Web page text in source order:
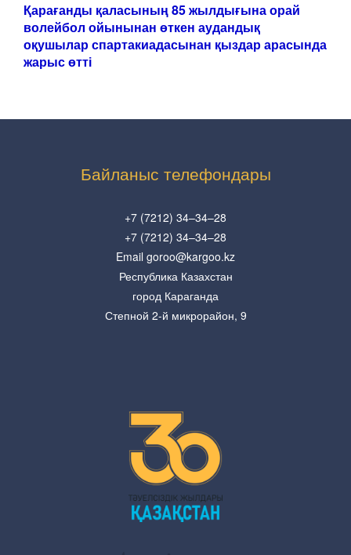
Қарағанды қаласының 85 жылдығына орай
волейбол ойынынан өткен аудандық
оқушылар спартакиадасынан қыздар арасында
жарыс өтті
Байланыс телефондары
+7 (7212) 34–34–28
+7 (7212) 34–34–28
Email goroo@kargoo.kz
Республика Казахстан
город Караганда
Степной 2-й микрорайон, 9